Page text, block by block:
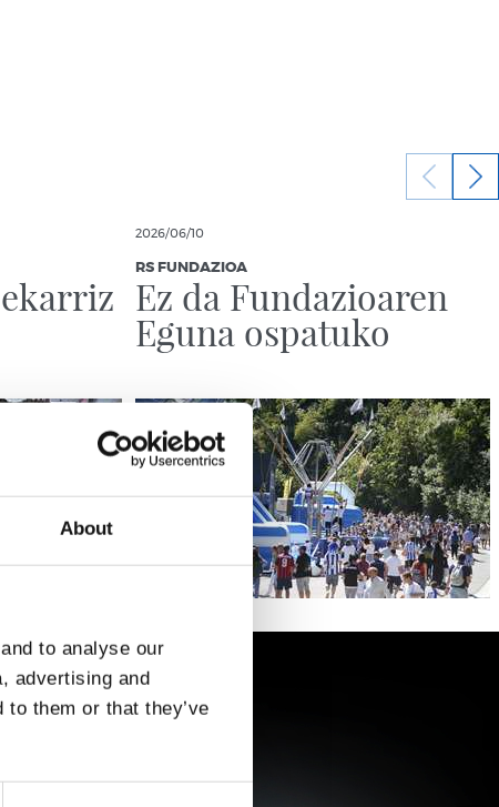
About
to analyse our
advertising and
them or that they’ve
2026/06/10
RS FUNDAZIOA
Ez da Fundazioaren
Eguna ospatuko